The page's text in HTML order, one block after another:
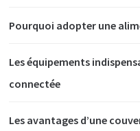
Pourquoi adopter une
Les équipements
connectée
Les avantages d’une